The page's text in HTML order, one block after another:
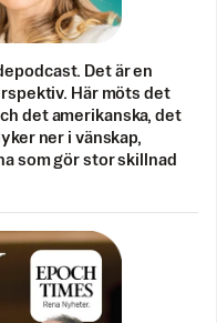
Det är en
Här möts det
det amerikanska, det
ner i vänskap,
som gör stor skillnad